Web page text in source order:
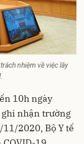
nhiệm về việc lây
10h ngày
nhận trường
2020, Bộ Y tế